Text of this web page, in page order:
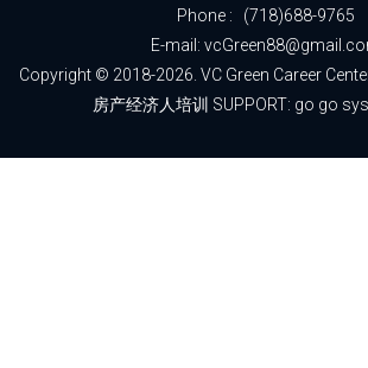
Phone : (718)688-9765
E-mail:
Copyright © 2018-2026. VC Green Career
房产经济人培训 SUPPORT: go go